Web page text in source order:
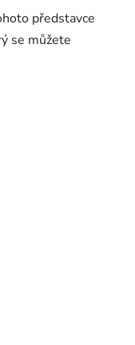
představce
se můžete